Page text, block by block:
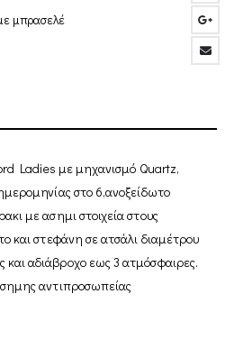
μπρασελέ
Ladies με μηχανισμό Quartz,
στο 6,ανοξείδωτο
με ασημι στοιχεία στους
και στεφάνη σε ατσάλι διαμέτρου
αδιάβροχο εως 3 ατμόσφαιρες.
αντιπροσωπείας